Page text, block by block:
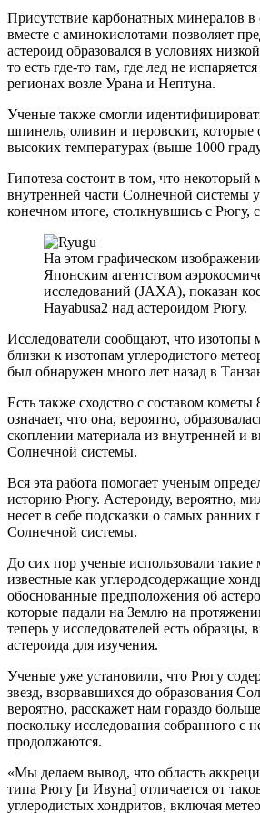
Присутствие карбонатных минералов
вместе с аминокислотами позволяет
астероид образовался в условиях
то есть где-то там, где лед не
регионах возле Урана и Нептуна.
Ученые также смогли
шпинель, оливин и перовскит, которые
высоких температурах (выше 1000
Гипотеза состоит в том, что некоторый
внутренней части Солнечной системы
конечном итоге, столкнувшись с Рюгу,
На этом графическом
Японским агентством
исследований (JAXA), показан
Hayabusa2 над астероидом Рюгу.
Исследователи сообщают, что
близки к изотопам углеродистого
был обнаружен много лет назад в
Есть также сходство с составом кометы
означает, что она, вероятно,
скоплении материала из внутренней и
Солнечной системы.
Вся эта работа помогает ученым
историю Рюгу. Астероиду, вероятно,
несет в себе подсказки о самых ранних
Солнечной системы.
До сих пор ученые использовали такие
известные как углеродсодержащие
обоснованные предположения об
которые падали на Землю на
теперь у исследователей есть образцы,
астероида для изучения.
Ученые уже установили, что Рюгу
звезд, взорвавшихся до образования
вероятно, расскажет нам гораздо
поскольку исследования собранного с
продолжаются.
«Мы делаем вывод, что область
типа Рюгу [и Ивуна] отличается от
углеродистых хондритов, включая